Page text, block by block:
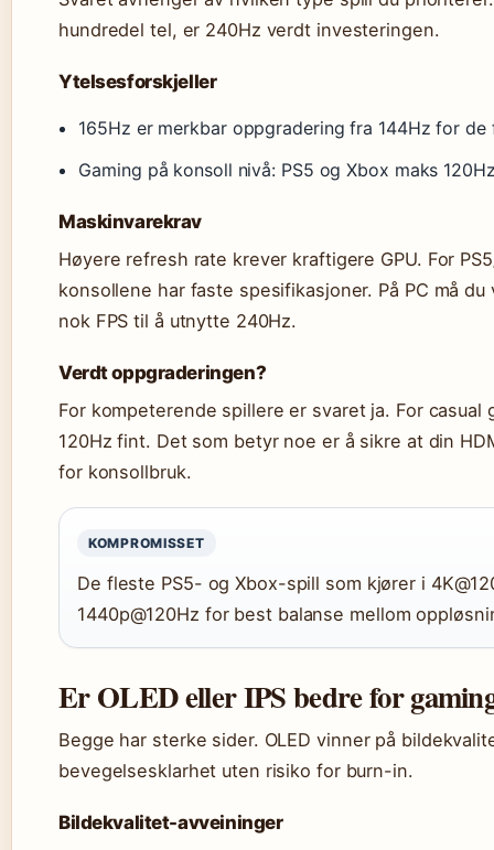
hundredel tel, er 240Hz verdt investeringen.
Ytelsesforskjeller
165Hz er merkbar oppgradering fra 144Hz for
Gaming på konsoll nivå: PS5 og Xbox maks
Maskinvarekrav
Høyere refresh rate krever kraftigere GPU. For
konsollene har faste spesifikasjoner. På PC må
nok FPS til å utnytte 240Hz.
Verdt oppgraderingen?
For kompeterende spillere er svaret ja. For
120Hz fint. Det som betyr noe er å sikre at din
for konsollbruk.
KOMPROMISSET
De fleste PS5- og Xbox-spill som kjører i
1440p@120Hz for best balanse mellom
Er OLED eller IPS bedre for
Begge har sterke sider. OLED vinner på
bevegelsesklarhet uten risiko for burn-in.
Bildekvalitet-avveininger